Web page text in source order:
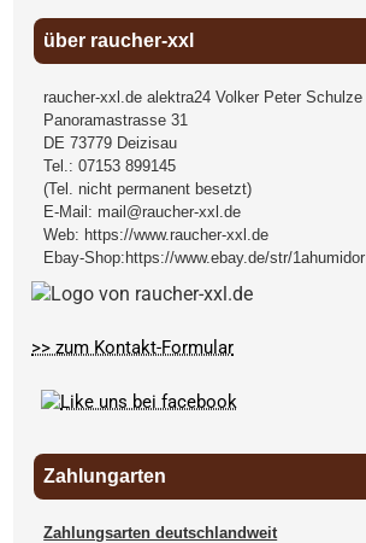
über raucher-xxl
raucher-xxl.de alektra24 Volker Peter Schulze
Panoramastrasse 31
DE 73779 Deizisau
Tel.:07153 899145
(Tel. nicht permanent besetzt)
E-Mail: mail@raucher-xxl.de
Web: https://www.raucher-xxl.de
Ebay-Shop:https://www.ebay.de/str/1ahumidor
>> zum Kontakt-Formular
Zahlungarten
Zahlungsarten deutschlandweit